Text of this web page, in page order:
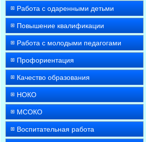
Работа с одаренными детьми
Повышение квалификации
Работа с молодыми педагогами
Профориентация
Качество образования
НОКО
МСОКО
Воспитательная работа